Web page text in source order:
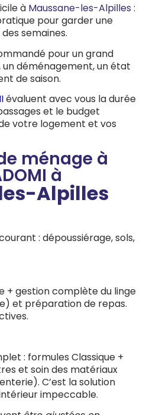
à Maussane-les-Alpilles :
pour garder une
semaines.
pour un grand
déménagement, un état
de saison.
évaluent avec vous la durée
et le budget
votre logement et vos
ménage à
à
Alpilles
: dépoussiérage, sols,
+ gestion complète du linge
et préparation de repas.
: formules Classique +
et soin des matériaux
C’est la solution
impeccable.